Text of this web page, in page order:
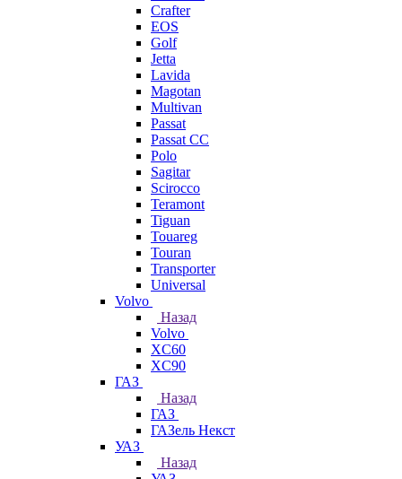
Crafter
EOS
Golf
Jetta
Lavida
Magotan
Multivan
Passat
Passat CC
Polo
Sagitar
Scirocco
Teramont
Tiguan
Touareg
Touran
Transporter
Universal
Volvo
Назад
Volvo
XC60
XC90
ГАЗ
Назад
ГАЗ
ГАЗель Некст
УАЗ
Назад